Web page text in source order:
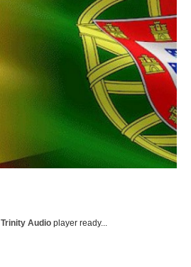
Trinity Audio player ready...